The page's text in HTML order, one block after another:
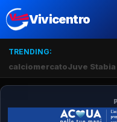
Vivicentro
TRENDING:
calciomercatoJuve Stabia